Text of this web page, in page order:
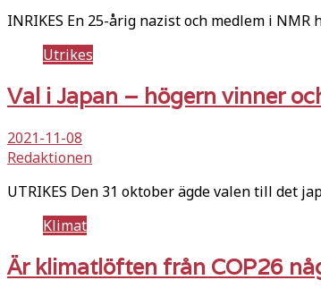
INRIKES En 25-årig nazist och medlem i
Utrikes
Val i Japan – högern vinner
2021-11-08
Redaktionen
UTRIKES Den 31 oktober ägde valen till det
Klimat
Är klimatlöften från COP26